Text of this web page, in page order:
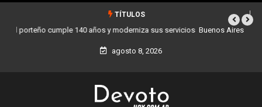
TÍTULOS
Buenos Aires sumó 12 nuevos Bares Notables y ya son 90 en toda la
Ciudad
agosto 8, 2026